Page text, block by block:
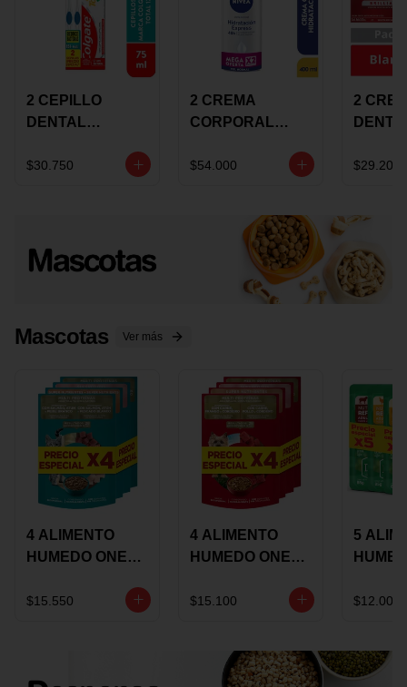
2 CEPILLO
DENTAL
+CREMA
$30.750
2 CREMA
CORPORAL
EXPRESS
OFERTA
$54.000
2
$29.200
Mascotas Ver más
4 ALIMENTO
HUMEDO ONE
85 GRS
$15.550
4 ALIMENTO
HUMEDO ONE
85 GRS
$15.100
5
$12.000